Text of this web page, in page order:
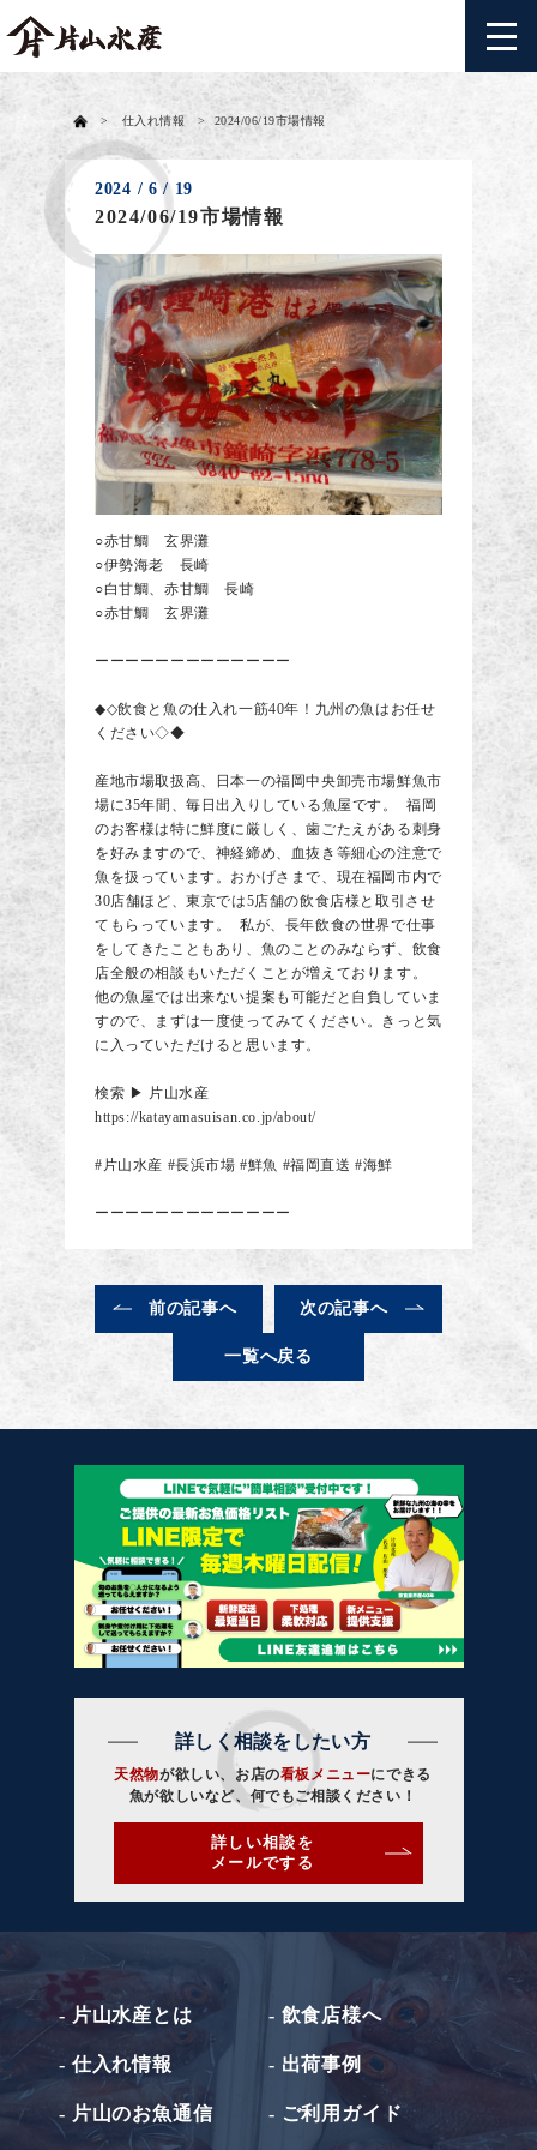
> 仕入れ情報 > 2024/06/19市場情報
2024 / 6 / 19
2024/06/19市場情報
○赤甘鯛 玄界灘
○伊勢海老 長崎
○白甘鯛、赤甘鯛 長崎
○赤甘鯛 玄界灘
ーーーーーーーーーーーーー
◆◇飲食と魚の仕入れ一筋40年！九州の魚はお任せ
ください◇◆
産地市場取扱高、日本一の福岡中央卸売市場鮮魚市
場に35年間、毎日出入りしている魚屋です。 福岡
のお客様は特に鮮度に厳しく、歯ごたえがある刺身
を好みますので、神経締め、血抜き等細心の注意で
魚を扱っています。おかげさまで、現在福岡市内で
30店舗ほど、東京では5店舗の飲食店様と取引させ
てもらっています。 私が、長年飲食の世界で仕事
をしてきたこともあり、魚のことのみならず、飲食
店全般の相談もいただくことが増えております。
他の魚屋では出来ない提案も可能だと自負していま
すので、まずは一度使ってみてください。きっと気
に入っていただけると思います。
検索 ▶︎ 片山水産
https://katayamasuisan.co.jp/about/
#片山水産 #長浜市場 #鮮魚 #福岡直送 #海鮮
ーーーーーーーーーーーーー
前の記事へ 次の記事へ
一覧へ戻る
詳しく相談をしたい方
天然物が欲しい、お店の看板メニューにできる
魚が欲しいなど、何でもご相談ください！
詳しい相談を
メールでする
- 片山水産とは - 飲食店様へ
- 仕入れ情報 - 出荷事例
- 片山のお魚通信 - ご利用ガイド